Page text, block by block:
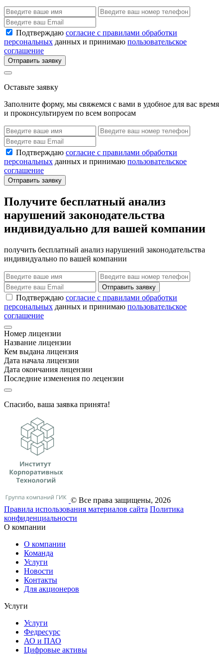
Подтверждаю согласие с правилами обработки
персональных данных и принимаю пользовательское
соглашение
Отправить заявку
Оставьте заявку
Заполните форму, мы свяжемся с вами в удобное для вас время
и проконсультируем по всем вопросам
Подтверждаю согласие с правилами обработки
персональных данных и принимаю пользовательское
соглашение
Отправить заявку
Получите бесплатный анализ
нарушений законодательства
индивидуально для вашей компании
получить бесплатный анализ нарушений законодательства
индивидуально по вашей компании
Отправить заявку
Подтверждаю согласие с правилами обработки
персональных данных и принимаю пользовательское
соглашение
Номер лицензии
Название лицензии
Кем выдана лицензия
Дата начала лицензии
Дата окончания лицензии
Последние изменения по лецензии
Спасибо, ваша заявка принята!
© Все права защищены, 2026
Правила использования материалов сайта Политика
конфиденциальности
О компании
О компании
Команда
Услуги
Новости
Контакты
Для акционеров
Услуги
Услуги
Федресурс
АО и ПАО
Цифровые активы